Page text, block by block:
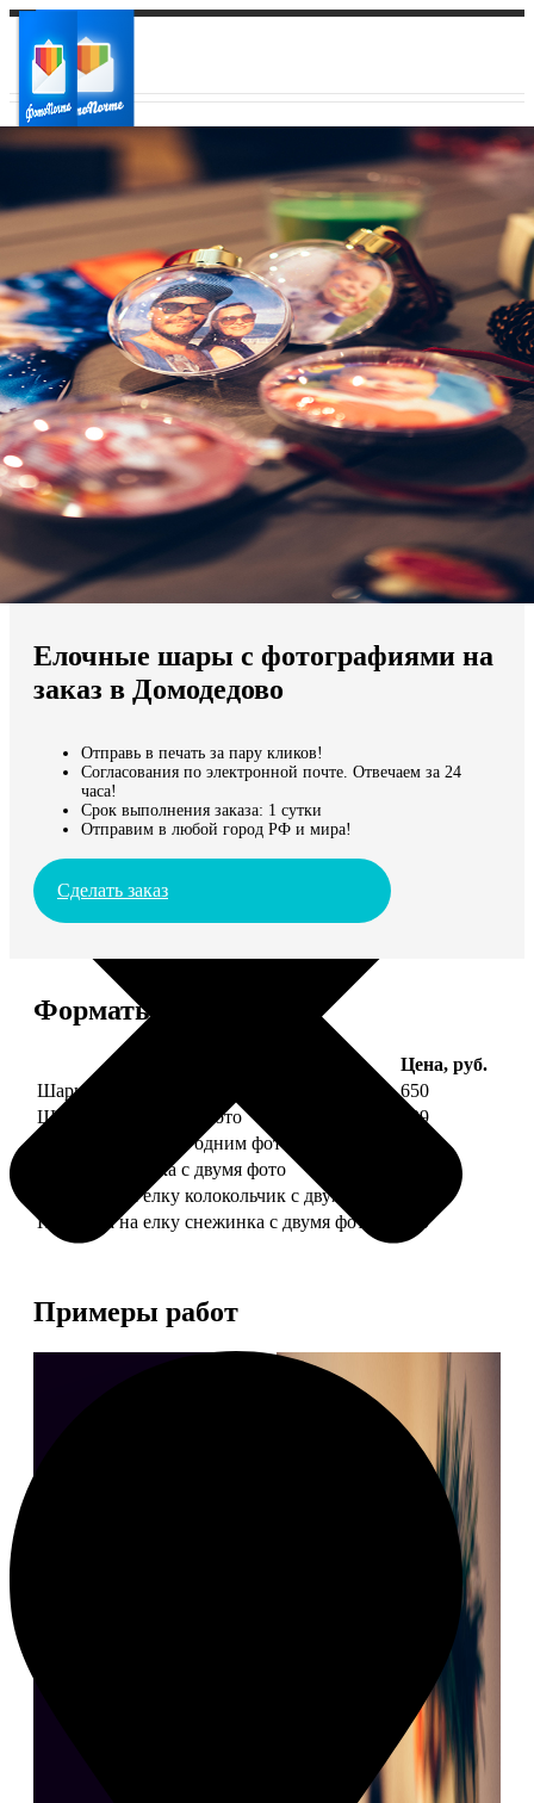
Ваш город:
Ваш регион доставки
Выберите из списка:
Мы доставляем по всему миру
Продолжить без города
Елочные шары с фотографиями на
заказ в Домодедово
Отправь в печать за пару кликов!
Согласования по электронной почте. Отвечаем за 24
часа!
Срок выполнения заказа: 1 сутки
Отправим в любой город РФ и мира!
Сделать заказ
Форматы и цены
Цена, руб.
Шарик елочный с 1 фото
650
Шарик елочный с 2 фото
699
Шарик-шкатулка с одним фото
Шарик-шкатулка с двумя фото
Подвеска на елку колокольчик с двумя фото
Подвеска на елку снежинка с двумя фото
590
Примеры работ